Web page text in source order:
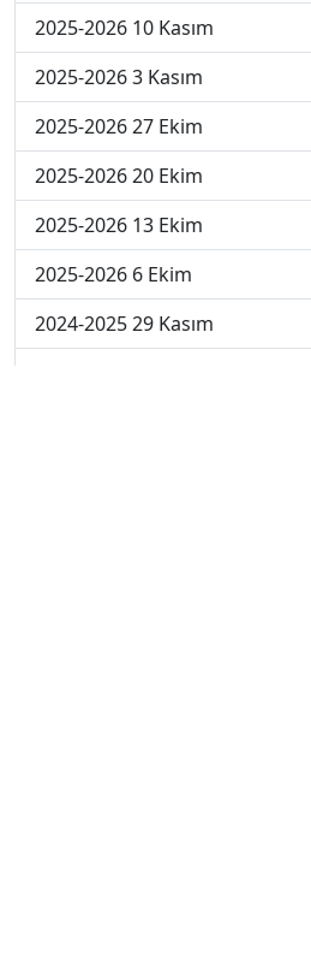
2025-2026 10 Kasım
2025-2026 3 Kasım
2025-2026 27 Ekim
2025-2026 20 Ekim
2025-2026 13 Ekim
2025-2026 6 Ekim
2024-2025 29 Kasım